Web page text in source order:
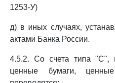
1253-У)
д) в иных случаях,
актами Банка России.
4.5.2. Со счета типа "С",
ценные бумаги,